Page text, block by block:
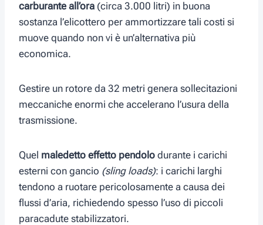
carburante all’ora (circa 3.000 litri) in buona
sostanza l’elicottero per ammortizzare tali costi si
muove quando non vi è un’alternativa più
economica.
Gestire un rotore da 32 metri genera sollecitazioni
meccaniche enormi che accelerano l’usura della
trasmissione.
Quel maledetto effetto pendolo durante i carichi
esterni con gancio (sling loads): i carichi larghi
tendono a ruotare pericolosamente a causa dei
flussi d’aria, richiedendo spesso l’uso di piccoli
paracadute stabilizzatori.